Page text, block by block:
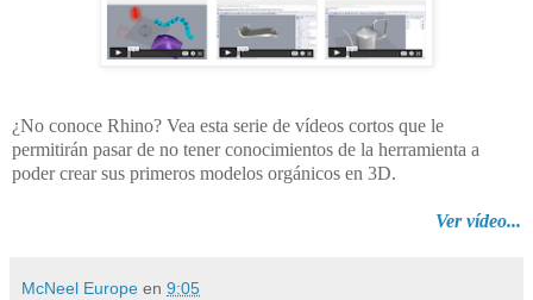
¿No conoce Rhino? Vea esta serie de vídeos cortos que le
permitirán pasar de no tener conocimientos de la herramienta a
poder crear sus primeros modelos orgánicos en 3D.
Ver vídeo...
McNeel Europe en 9:05